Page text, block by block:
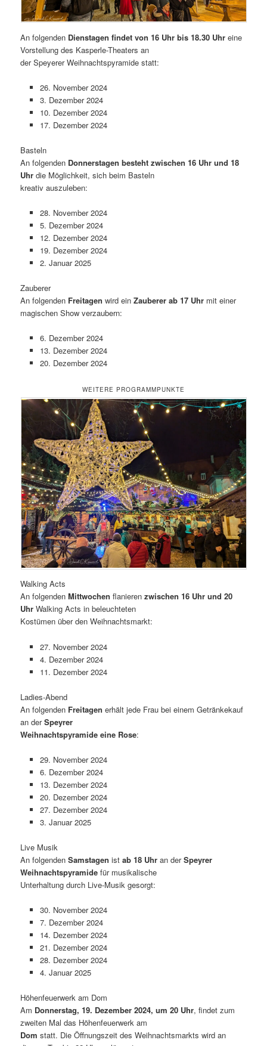
An folgenden Dienstagen findet von 16 Uhr bis 18.30 Uhr eine
Vorstellung des Kasperle-Theaters an
der Speyerer Weihnachtspyramide statt:
26. November 2024
3. Dezember 2024
10. Dezember 2024
17. Dezember 2024
Basteln
An folgenden Donnerstagen besteht zwischen 16 Uhr und 18
Uhr die Möglichkeit, sich beim Basteln
kreativ auszuleben:
28. November 2024
5. Dezember 2024
12. Dezember 2024
19. Dezember 2024
2. Januar 2025
Zauberer
An folgenden Freitagenwird einZauberer ab 17 Uhr mit einer
magischen Show verzaubern:
6. Dezember 2024
13. Dezember 2024
20. Dezember 2024
WEITERE PROGRAMMPUNKTE
Walking Acts
An folgendenMittwochenflanieren zwischen 16 Uhr und 20
Uhr Walking Acts in beleuchteten
Kostümen über den Weihnachtsmarkt:
27. November 2024
4. Dezember 2024
11. Dezember 2024
Ladies-Abend
An folgenden Freitagen erhält jede Frau bei einem Getränkekauf
an derSpeyrer
Weihnachtspyramide eine Rose:
29. November 2024
6. Dezember 2024
13. Dezember 2024
20. Dezember 2024
27. Dezember 2024
3. Januar 2025
Live Musik
An folgendenSamstagenistab 18 Uhr an derSpeyrer
Weihnachtspyramide für musikalische
Unterhaltung durch Live-Musik gesorgt:
30. November 2024
7. Dezember 2024
14. Dezember 2024
21. Dezember 2024
28. Dezember 2024
4. Januar 2025
Höhenfeuerwerk am Dom
Am Donnerstag, 19. Dezember 2024, um 20 Uhr, findet zum
zweiten Mal das Höhenfeuerwerk am
Domstatt. Die Öffnungszeit des Weihnachtsmarkts wird an